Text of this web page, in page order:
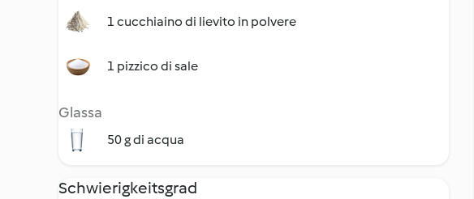
1 cucchiaino di lievito in polvere
1 pizzico di sale
Glassa
50 g di acqua
Schwierigkeitsgrad